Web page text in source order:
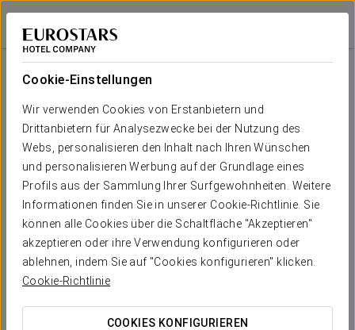
Cookie-Einstellungen
Wir verwenden Cookies von Erstanbietern und
Drittanbietern für Analysezwecke bei der Nutzung des
Webs, personalisieren den Inhalt nach Ihren Wünschen
und personalisieren Werbung auf der Grundlage eines
Profils aus der Sammlung Ihrer Surfgewohnheiten. Weitere
Informationen finden Sie in unserer Cookie-Richtlinie. Sie
können alle Cookies über die Schaltfläche "Akzeptieren"
akzeptieren oder ihre Verwendung konfigurieren oder
ablehnen, indem Sie auf "Cookies konfigurieren" klicken.
Cookie-Richtlinie
COOKIES KONFIGURIEREN
Crisol Almirante
FERROL
Dein Event in
KOSTENVORANSCHLAG ANFORDERN
Raums
Form
María 1
60 m
altura
35 40 25 20 25
María 2
50 m
x m
altura
35 40 20 20 25 30
Bahía
80 m2
x m
altura
80 80 50 40 30 60
Imperial